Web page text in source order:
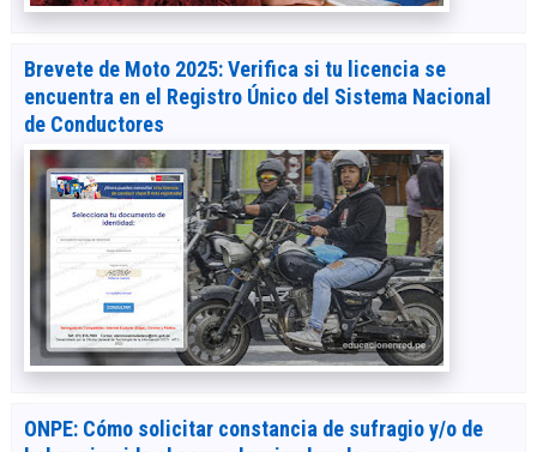
Brevete de Moto 2025: Verifica si tu licencia se
encuentra en el Registro Único del Sistema Nacional
de Conductores
ONPE: Cómo solicitar constancia de sufragio y/o de